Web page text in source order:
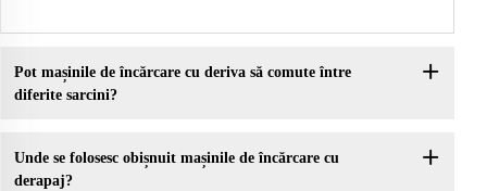
Pot mașinile de încărcare cu deriva să comute între
diferite sarcini?
Unde se folosesc obișnuit mașinile de încărcare cu
derapaj?